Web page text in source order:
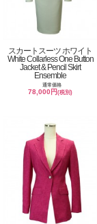
スカートスーツ ホワイト
White Collarless One Button
Jacket & Pencil Skirt
Ensemble
通常価格
78,000円(税別)